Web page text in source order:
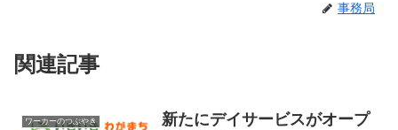
事務局
関連記事
ワーカーのつぶやき
新たにデイサービスがオープ